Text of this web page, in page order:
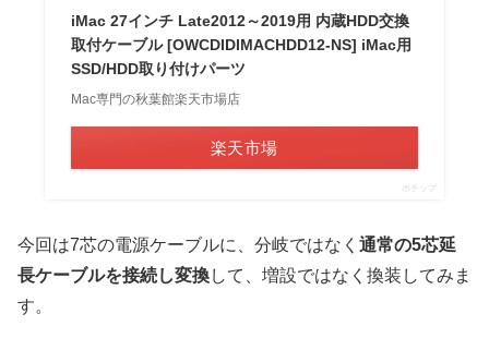
iMac 27インチ Late2012～2019用 内蔵HDD交換
取付ケーブル [OWCDIDIMACHDD12-NS] iMac用
SSD/HDD取り付けパーツ
Mac専門の秋葉館楽天市場店
楽天市場
ポチップ
今回は7芯の電源ケーブルに、分岐ではなく 通常の5芯延
長ケーブルを接続し変換して、増設ではなく換装してみま
す。